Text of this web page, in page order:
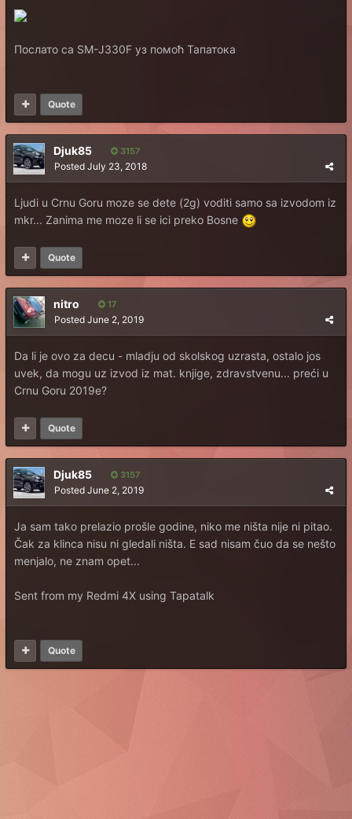
Послато са SM-J330F уз помоћ Тапатока
Quote
Djuk85 3157
Posted July 23, 2018
Ljudi u Crnu Goru moze se dete (2g) voditi samo sa izvodom iz
mkr... Zanima me moze li se ici preko Bosne
Quote
nitro 17
Posted June 2, 2019
Da li je ovo za decu - mladju od skolskog uzrasta, ostalo jos
uvek, da mogu uz izvod iz mat. knjige, zdravstvenu... preći u
Crnu Goru 2019e?
Quote
Djuk85 3157
Posted June 2, 2019
Ja sam tako prelazio prošle godine, niko me ništa nije ni pitao.
Čak za klinca nisu ni gledali ništa. E sad nisam čuo da se nešto
menjalo, ne znam opet...
Sent from my Redmi 4X using Tapatalk
Quote